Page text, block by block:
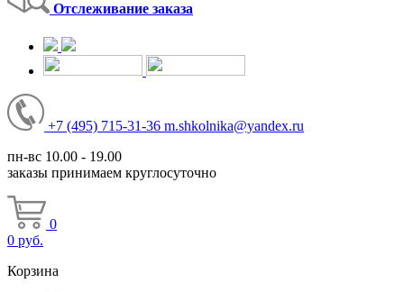
Отслеживание заказа
+7 (495) 715-31-36 m.shkolnika@yandex.ru
пн-вс 10.00 - 19.00
заказы принимаем круглосуточно
0
0 руб.
Корзина